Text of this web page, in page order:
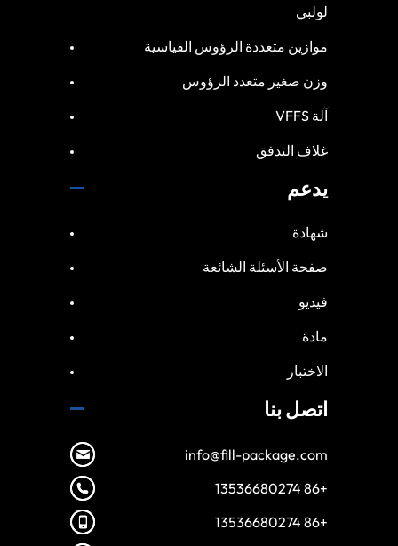
لولبي
موازين متعددة الرؤوس القياسية
وزن صغير متعدد الرؤوس
آلة VFFS
غلاف التدفق
يدعم
شهادة
صفحة الأسئلة الشائعة
فيديو
مادة
الاختبار
اتصل بنا
info@fill-package.com
+86 13536680274
+86 13536680274